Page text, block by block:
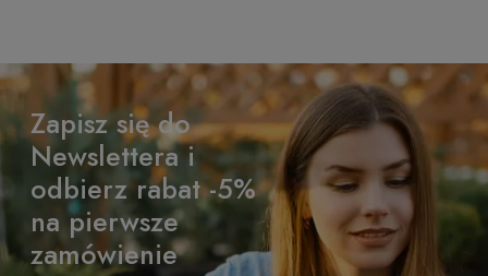
Zapisz się do
Newslettera i
odbierz rabat -5%
na pierwsze
zamówienie